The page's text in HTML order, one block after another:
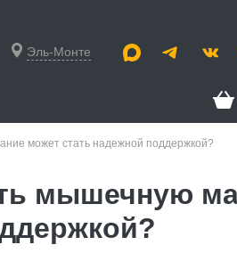
Эль-Монте
может стать надежной поддержкой?
мышечную